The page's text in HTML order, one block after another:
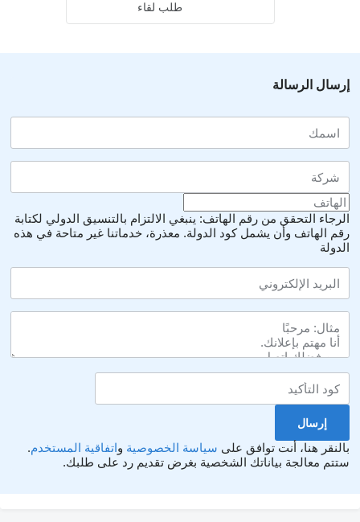
طلب لقاء
إرسال الرسالة
الرجاء التحقق من رقم الهاتف: ينبغي الالتزام بالتنسيق الدولي لكتابة
رقم الهاتف وأن يشمل كود الدولة. معذرة، خدماتنا غير متاحة في هذه
الدولة
بالنقر هنا، أنت توافق على سياسة الخصوصية واتفاقية المستخدم.
ستتم معالجة بياناتك الشخصية بغرض تقديم رد على طلبك.